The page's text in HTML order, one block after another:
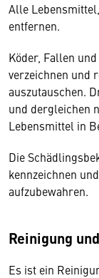
Alle
entfernen.
Köder, Fallen
verzeichnen und
auszutauschen.
und dergleichen
Lebensmittel in
Die
kennzeichnen
aufzubewahren.
Reinigung
Es ist ein